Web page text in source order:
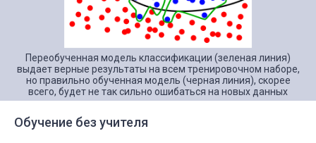
Переобученная модель классификации (зеленая линия)
выдает верные результаты на всем тренировочном наборе,
но правильно обученная модель (черная линия), скорее
всего, будет не так сильно ошибаться на новых данных
Обучение без учителя